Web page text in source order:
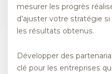
mesurer les progrès
d’ajuster votre stratégie
les résultats obtenus.
Développer des
clé pour les entreprises